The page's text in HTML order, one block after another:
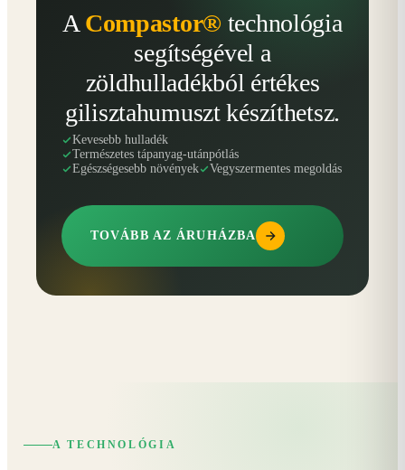
A Compastor® technológia
segítségével a
zöldhulladékból értékes
gilisztahumuszt készíthetsz.
Kevesebb hulladék
Természetes tápanyag-utánpótlás
Egészségesebb növények
Vegyszermentes megoldás
TOVÁBB AZ ÁRUHÁZBA
A TECHNOLÓGIA